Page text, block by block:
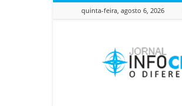
quinta-feira, agosto 6, 2026